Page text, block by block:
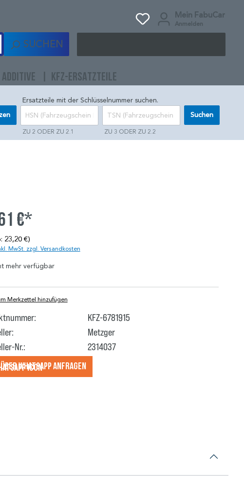
Mein FabuCar
Anmelden
SUCHEN
ADDITIVE KFZ-ERSATZTEILE
Ersatzteile mit der Schlüsselnummer suchen.
ZU 2 ODER ZU 2.1 ZU 3 ODER ZU 2.2
Suchen
€*
23,20 €)
MwSt. zzgl. Versandkosten
mehr verfügbar
Merkzettel hinzufügen
KFZ-6781915
Metzger
Nr.:
2314037
Über WhatsApp anfragеn